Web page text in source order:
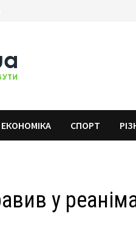
ЕКОНОМІКА СПОРТ
у